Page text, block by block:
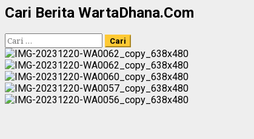
Cari Berita WartaDhana.Com
Cari
untuk: